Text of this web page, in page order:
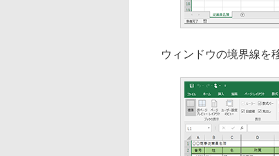
ウィンドウの境界線を